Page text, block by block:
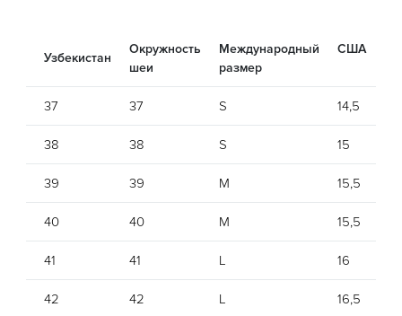
Узбекистан
Окружность
шеи
Международный
размер
США
37 37 S 14,5
38 38 S 15
39 39 M 15,5
40 40 M 15,5
41 41 L 16
42 42 L 16,5